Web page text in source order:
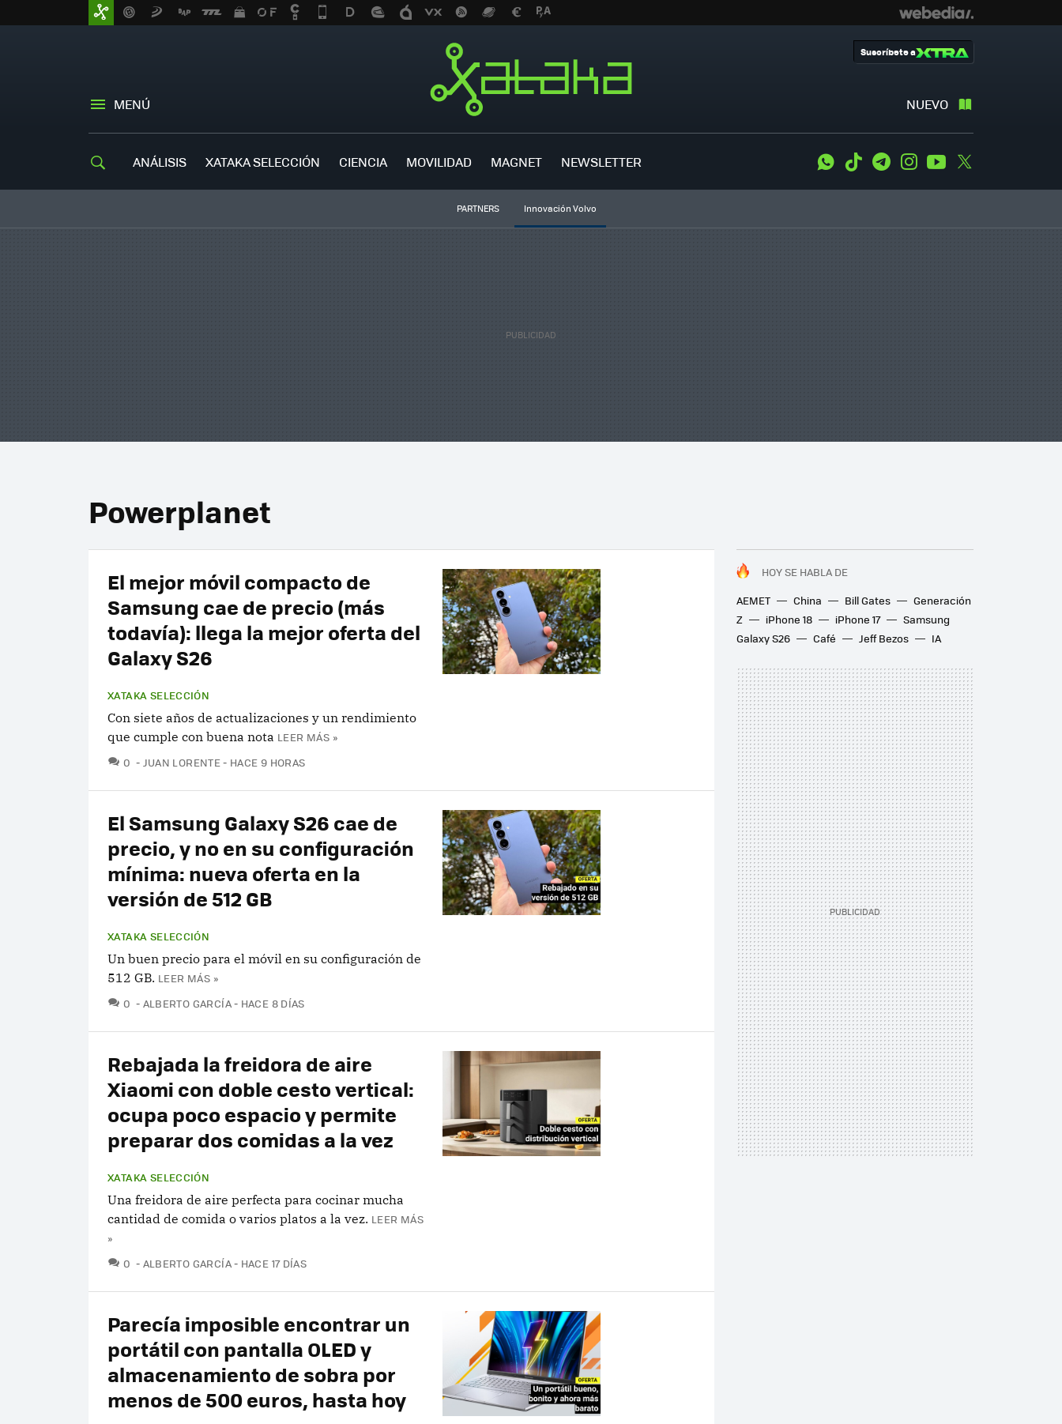
MENÚ NUEVO
Suscríbete a
ANÁLISIS XATAKA SELECCIÓN CIENCIA MOVILIDAD MAGNET NEWSLETTER WhatsApp
Tiktok TelegramInstagramYoutube
PARTNERS Innovación Volvo
Powerplanet
HOY SE HABLA DE
AEMET
China Bill Gates
Generación
Z
iPhone 18 iPhone 17
Samsung
Galaxy S26
Café Jeff Bezos IA
El mejor móvil compacto de
Samsung cae de precio (más
todavía): llega la mejor oferta del
Galaxy S26
XATAKA SELECCIÓN
Con siete años de actualizaciones y un rendimiento
que cumple con buena nota LEER MÁS »
0 COMENTARIOS
JUAN LORENTE HACE 9 HORAS
El Samsung Galaxy S26 cae de
precio, y no en su configuración
mínima: nueva oferta en la
versión de 512 GB
XATAKA SELECCIÓN
Un buen precio para el móvil en su configuración de
512 GB. LEER MÁS »
0 COMENTARIOS
ALBERTO GARCÍA HACE 8 DÍAS
Rebajada la freidora de aire
Xiaomi con doble cesto vertical:
ocupa poco espacio y permite
preparar dos comidas a la vez
XATAKA SELECCIÓN
Una freidora de aire perfecta para cocinar mucha
cantidad de comida o varios platos a la vez. LEER MÁS
»
0 COMENTARIOS
ALBERTO GARCÍA HACE 17 DÍAS
Parecía imposible encontrar un
portátil con pantalla OLED y
almacenamiento de sobra por
menos de 500 euros, hasta hoy